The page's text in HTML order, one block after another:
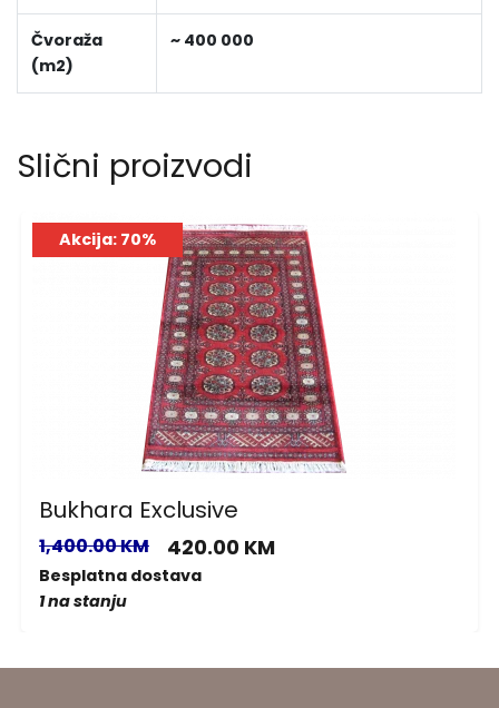
Čvoraža
(m2)
~ 400 000
Slični proizvodi
Akcija: 70%
Bukhara Exclusive
1,400.00 KM 420.00 KM
Besplatna dostava
1 na stanju